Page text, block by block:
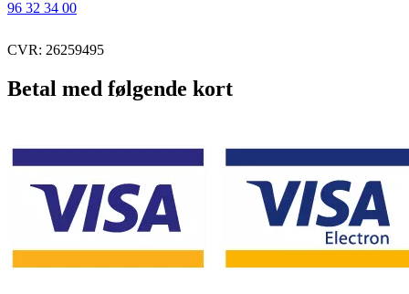
96 32 34 00
CVR: 26259495
Betal med følgende kort